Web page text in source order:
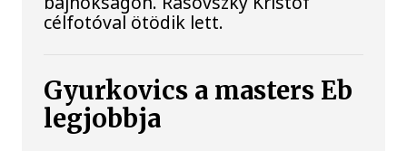
célfotóval ötödik lett.
Gyurkovics a masters Eb
legjobbja